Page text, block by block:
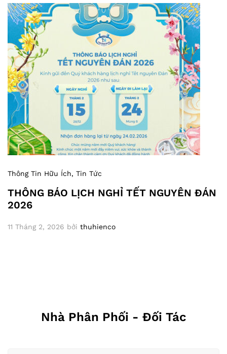
Thông Tin Hữu Ích, Tin Tức
THÔNG BÁO LỊCH NGHỈ TẾT NGUYÊN ĐÁN
2026
11 Tháng 2, 2026 bởi thuhienco
Nhà Phân Phối - Đối Tác